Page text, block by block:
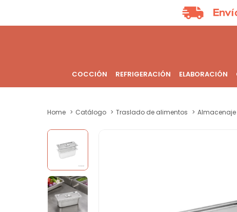
COCCIÓN REFRIGERACIÓN ELABORACIÓN
Home Catálogo Traslado de alimentos Almacenaje